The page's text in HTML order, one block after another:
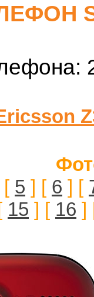
[ 5 ] [ 6 ] [
15 ] [ 16 ]